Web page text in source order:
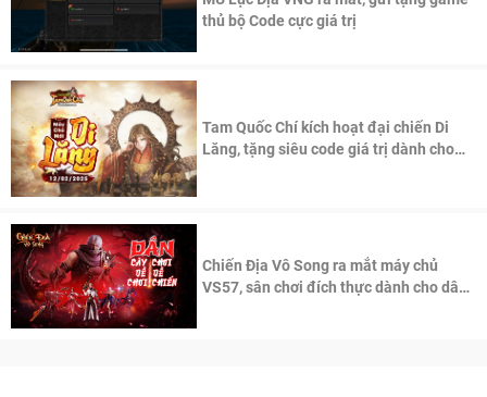
thủ bộ Code cực giá trị
Tam Quốc Chí kích hoạt đại chiến Di
Lăng, tặng siêu code giá trị dành cho
Chiến Địa Vô Song ra mắt máy chủ
VS57, sân chơi đích thực dành cho dân